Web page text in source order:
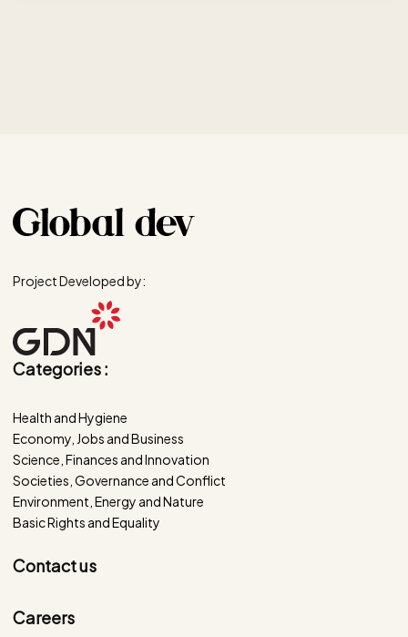
Project Developed by:
Categories :
Health and Hygiene
Economy, Jobs and Business
Science, Finances and Innovation
Societies, Governance and Conflict
Environment, Energy and Nature
Basic Rights and Equality
Contact us
Careers